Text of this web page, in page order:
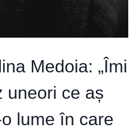
Medoia: „Îmi
uneori ce aș
lume în care